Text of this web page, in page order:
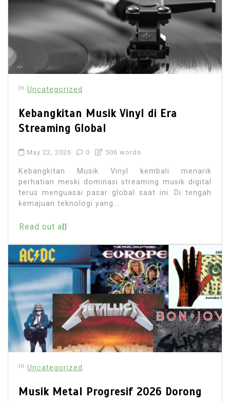
In Uncategorized
Kebangkitan Musik Vinyl di Era
Streaming Global
May 22, 2026 0 506 words
Kebangkitan Musik Vinyl kembali menarik
perhatian meski dominasi streaming musik digital
terus menguasai pasar global saat ini. Di tengah
kemajuan teknologi yang...
Read out all
In Uncategorized
Musik Metal Progresif 2026 Dorong